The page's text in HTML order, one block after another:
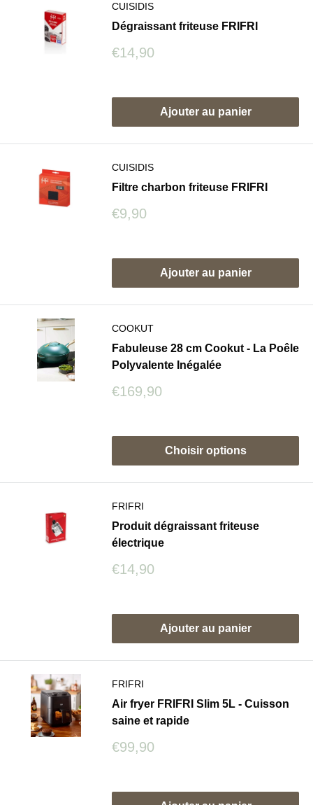
CUISIDIS
Dégraissant friteuse FRIFRI
Prix
€14,90
Ajouter au panier
CUISIDIS
Filtre charbon friteuse FRIFRI
Prix
€9,90
Ajouter au panier
COOKUT
Fabuleuse 28 cm Cookut - La Poêle
Polyvalente Inégalée
Prix
€169,90
Choisir options
FRIFRI
Produit dégraissant friteuse
électrique
Prix
€14,90
Ajouter au panier
FRIFRI
Air fryer FRIFRI Slim 5L - Cuisson
saine et rapide
Prix
€99,90